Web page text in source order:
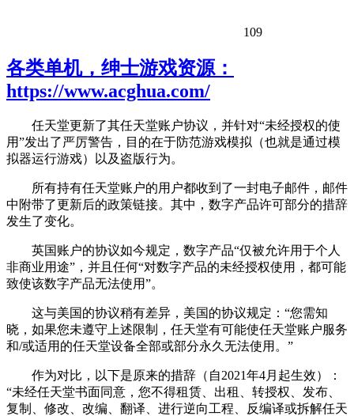
109
各类单机，绅士游戏资源：
https://www.acghua.com/
任天堂更新了其任天堂账户协议，并针对“未经授权的使
用”发出了严厉警告，目的在于防范游戏模拟（也就是通过模
拟器运行游戏）以及盗版行为。
所有持有任天堂账户的用户都收到了一封电子邮件，邮件
中附带了更新后的政策链接。其中，数字产品许可部分的措辞
发生了变化。
英国账户的协议如今规定，数字产品“仅被允许用于个人
非商业用途”，并且任何“对数字产品的未经授权使用，都可能
致使该数字产品无法使用”。
这与美国的协议稍有差异，美国的协议规定：“您需知
晓，如果您未遵守上述限制，任天堂有可能使任天堂账户服务
和/或适用的任天堂设备全部或部分永久无法使用。”
作为对比，以下是原来的措辞（自2021年4月起生效）：
“未经任天堂书面同意，您不得租赁、出租、转授权、发布、
复制、修改、改编、翻译、进行逆向工程、反编译或拆解任天